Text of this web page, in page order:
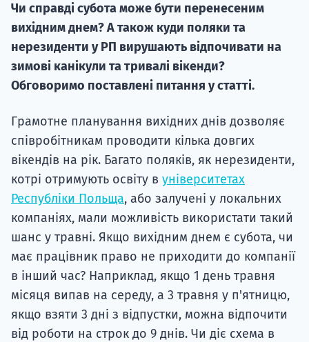
Чи справді субота може бути перенесеним
вихідним днем? А також куди поляки та
нерезиденти у РП вирушають відпочивати на
зимові канікули та тривалі вікенди?
Обговоримо поставлені питання у статті.
Грамотне планування вихідних днів дозволяє
співробітникам проводити кілька довгих
вікендів на рік. Багато поляків, як нерезиденти,
котрі отримують освіту в університетах
Республіки Польща, або залучені у локальних
компаніях, мали можливість використати такий
шанс у травні. Якщо вихідним днем ​​є субота, чи
має працівник право не приходити до компанії
в інший час? Наприклад, якщо 1 день травня
місяця випав на середу, а 3 травня у п'ятницю,
якщо взяти 3 дні з відпустки, можна відпочити
від роботи на строк до 9 днів. Чи діє схема в